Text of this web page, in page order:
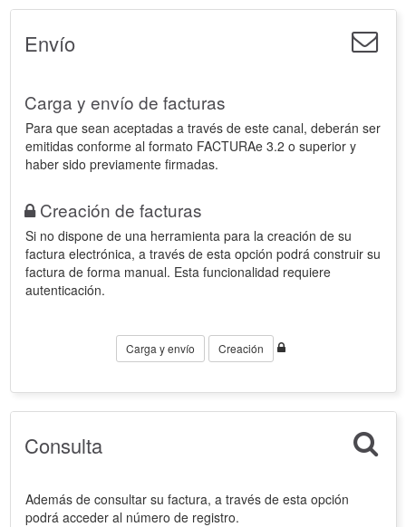
Envío
Carga y envío de facturas
Para que sean aceptadas a través de este canal, deberán ser
emitidas conforme al formato FACTURAe 3.2 o superior y
haber sido previamente firmadas.
Creación de facturas
Si no dispone de una herramienta para la creación de su
factura electrónica, a través de esta opción podrá construir su
factura de forma manual. Esta funcionalidad requiere
autenticación.
Carga y envío Creación
Consulta
Además de consultar su factura, a través de esta opción
podrá acceder al número de registro.